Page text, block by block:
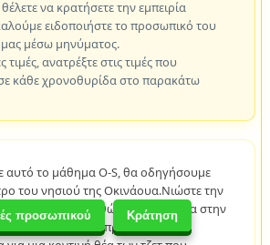
προσωπικού Κράτηση
να κρατήσετε την εμπειρία
ειδοποιήστε το προσωπικό του
μέσω μηνύματος.
τιμές, ανατρέξτε στις τιμές που
κάθε χρονοθυρίδα στο παρακάτω
αυτό το μάθημα O-S, θα οδηγήσουμε
του νησιού της Οκινάουα.Νιώστε την
δρόμου καθώς κάνετε βόλτα στην
καρτ! Περάστε μπροστά από το